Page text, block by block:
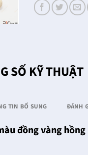
SỐ KỸ THUẬT
TIN BỔ SUNG ĐÁNH
đồng vàng hồng